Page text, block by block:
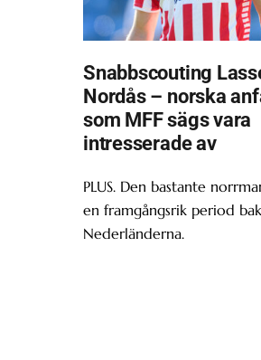
Snabbscouting
Nordås – norska
som MFF sägs vara
intresserade av
PLUS. Den bastante
en framgångsrik period
Nederländerna.